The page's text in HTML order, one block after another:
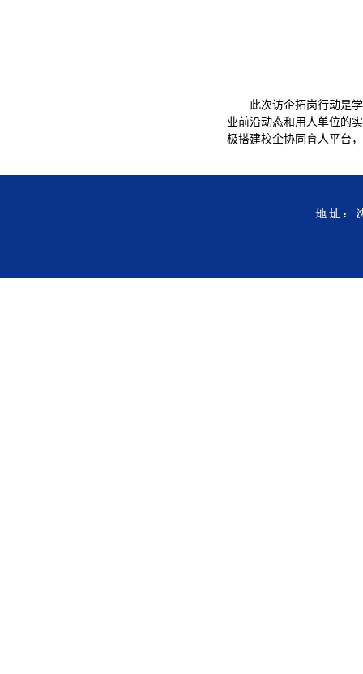
此次访企拓岗行动是
业前沿动态和用人单位的
极搭建校企协同育人平台